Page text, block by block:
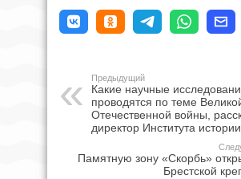
Предыдущий
Какие научные
проводятся по теме
Отечественной войны,
директор Института
Памятную зону «Скорбь»
Брестской